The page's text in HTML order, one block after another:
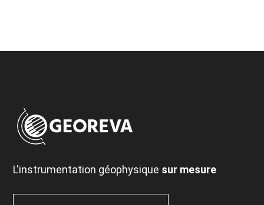
L'instrumentation géophysique sur mesure